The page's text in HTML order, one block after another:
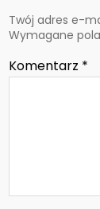
Twój adres e-
Wymagane
Komentarz *